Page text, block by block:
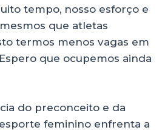
tempo, nosso esforço e
que atletas
termos menos vagas em
que ocupemos ainda
do preconceito e da
feminino enfrenta a